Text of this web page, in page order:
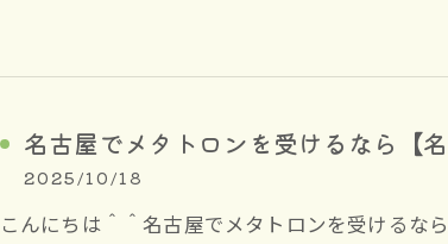
名古屋でメタトロンを受けるなら【
2025/10/18
こんにちは＾＾名古屋でメタトロンを受けるな